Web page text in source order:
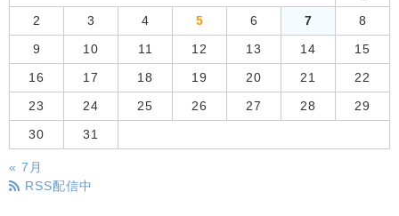
2 3 4 5 6 7 8
9 10 11 12 13 14 15
16 17 18 19 20 21 22
23 24 25 26 27 28 29
30 31
« 7月
RSS配信中